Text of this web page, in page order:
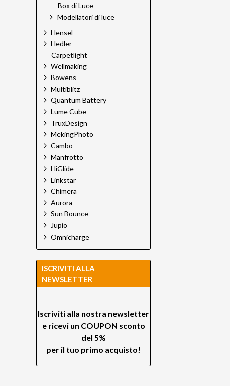
Box di Luce
Modellatori di luce
Hensel
Hedler
Carpetlight
Wellmaking
Bowens
Multiblitz
Quantum Battery
Lume Cube
TruxDesign
MekingPhoto
Cambo
Manfrotto
HiGlide
Linkstar
Chimera
Aurora
Sun Bounce
Jupio
Omnicharge
ISCRIVITI ALLA
NEWSLETTER
Iscriviti alla nostra newsletter
e ricevi un COUPON sconto
del 5%
per il tuo primo acquisto!